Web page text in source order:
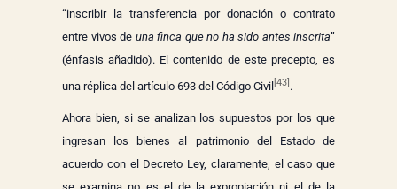
“inscribir la transferencia por donación o contrato
entre vivos de una finca que no ha sido antes inscrita”
(énfasis añadido). El contenido de este precepto, es
una réplica del artículo 693 del Código Civil [43] .
Ahora bien, si se analizan los supuestos por los que
ingresan los bienes al patrimonio del Estado de
acuerdo con el Decreto Ley, claramente, el caso que